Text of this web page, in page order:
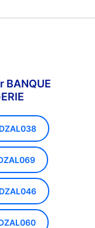
BANQUE